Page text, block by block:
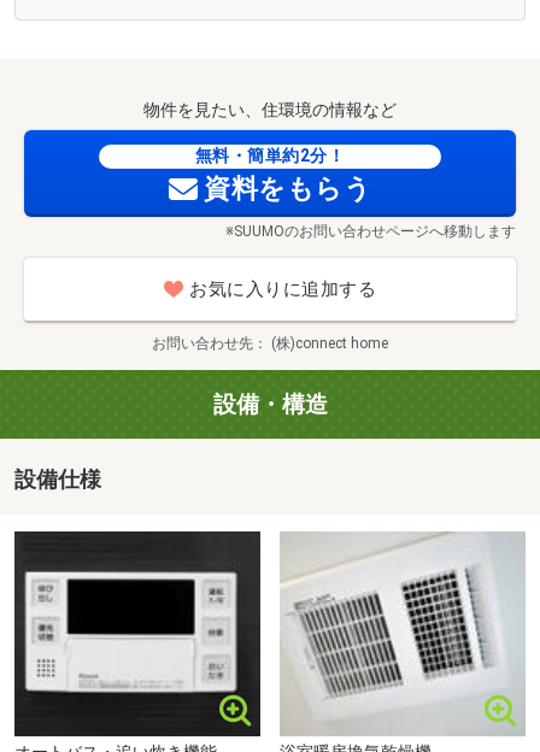
ゆめマート朽網店まで1523m
■【ドラッグストア】ディスカウントドラッグコスモス上
曽根店（約1720m・徒歩22分）
■【ドラッグストア】ツルハドラッグ小倉下貫店（約
2912m・徒歩37分）
■【ドラッグストア】ウエルシアプラス小倉貫店（約
■【ホームセンター】ハンズマンくさみ店（約1027m・徒
■【ホームセンター】エディオンナカムラ貫店（約
2932m・徒歩37分）
■【ホームセンター】ホームプラザナフコ苅田店（DIY館）
632m・徒歩8分）
■【幼稚園・保育園】若久青い鳥保育園（約2079m・徒歩
26分）
■【病院】医療法人錦会上曽根病院（約1738m・徒歩22
分）
■【郵便局】朽網簡易郵便局（約556m・徒歩7分）
■【郵便局】苅田若久簡易郵便局（約2104m・徒歩27分）
■【郵便局】小倉貫郵便局（約3052m・徒歩39分）
その後、担当スタッフから詳細についてご連絡させて頂き
ます。
お電話の際、気になる点等ございましたらご遠慮なくご相
ご案内の日程が決まりましたら、担当スタッフが現地の鍵
させて頂きます。場所が分からない場合は最寄り駅・弊社
の店舗・わかりやすい施設等で
お待ち合わせさせて頂き、一緒に現地へ行く事も可能で
（ステップ3）
生活イメージしながら、室内の雰囲気や、周辺環境までの
距離を確かめて頂きます。
その際に聞き忘れていた事や、ご見学中に出てきた疑問を
お気軽に
担当スタッフにご相談下さい。
物件を見たい、住環境の情報など
無料・簡単約2分！
資料をもらう
※SUUMOのお問い合わせページへ移動します
お気に入りに追加する
お問い合わせ先 (株)connect home
設備・構造
設備仕様